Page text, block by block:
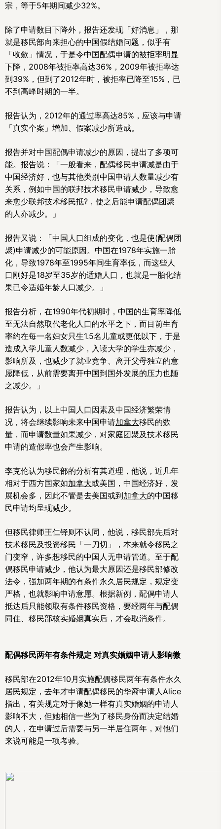
宗，等于5年期间减少32%。
除了申请数目下降外，报告还发现「好消息」，那
就是移民部向来担心的中国假结婚问题，似乎有
「收歛」情况，于是令中国配偶申请的被拒率明显
下降，2008年被拒率高达36%，2009年被拒率达
到39%，但到了2012年时，被拒率已降至15%，已
不到高峰时期的一半。
报告认为，2012年的通过率高达85%，应该与申请
「真实个案」增加、假案减少所造成。
报告并对中国配偶申请减少的原因，提出了多项可
能。报告说：「一般看来，配偶移民申请减是由于
中国经济好，也与其他类别中国申请人数量减少有
关系，例如中国的联邦技术移民申请减少，导致愈
来愈少联邦技术移民抵?，使之后能申请配偶团聚
的人亦减少。」
报告又说：「中国人口组成的变化，也是使(配偶团
聚)申请减少的可能原因。中国在1978年实施一胎
化，导致1978年至1995年间生育率低，而这些人
口刚好是18岁至35岁的适婚人口，也就是一胎化结
果已令适婚年龄人口减少。」
报告分析，在1990年代初期时，中国的生育率降低
至无法自然取代老化人口的水平之下，而目前生育
率约在每一名妇女只生1.5名儿童或更低以下，于是
造成入学儿童人数减少，入读大学的学生亦减少，
影响所及，也减少了就业竞争、离开父母独立的意
愿降低，从前需要离开中国到国外发展的压力也随
之减少。」
报告认为，以上中国人口因素及中国经济繁荣情
况，将会继续影响未来中国申请加拿大移民的数
量，而申请数量如果减少，对家庭团聚及技术移民
申请的造假率也会产生影响。
李克伦认为移民部的分析有其道理，他说，近几年
相对于西方国家如加拿大或美国，中国经济好，发
展机会多，因此不管是去美国或到加拿大的中国移
民申请均呈现减少。
但移民律师王仁铎则不认同，他说，移民部先后对
技术移民及投资移民「一刀切」，本来就令移民之
门变窄，许多想移民的中国人无申请管道。至于配
偶移民申请减少，他认为最大原因还是移民部修改
法令，强加两年期的有条件永久居民规定，规定变
严格，也就影响申请意愿。根据新例，配偶申请人
抵达后只能领取有条件移民资格，要经两年与配偶
同住、移民部核实婚姻真实后，才会取消条件。
配偶移民两年有条件规定 对真实婚姻申请人影响微
移民部在2012年10月实施配偶移民两年有条件永久
居民规定，去年才申请配偶移民的华裔申请人Alice
指出，有关规定对于像她一样有真实婚姻的申请人
影响不大，但她相信一些为了移民身份而决定结婚
的人，在申请过后需要与另一半居住两年，对他们
来说可能是一项考验。